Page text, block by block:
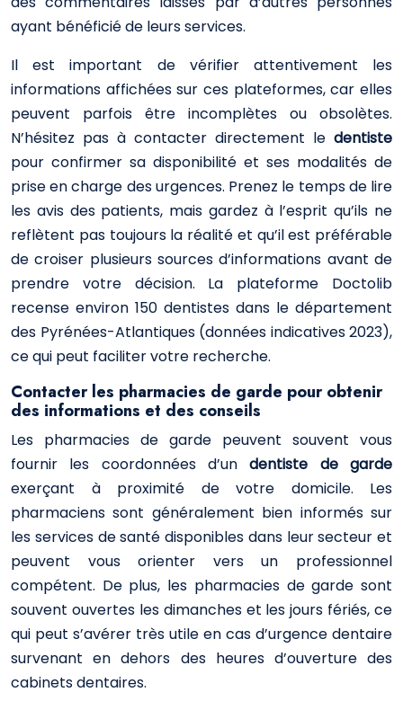
ayant bénéficié de leurs services.
Il est important de vérifier attentivement les
informations affichées sur ces plateformes, car elles
peuvent parfois être incomplètes ou obsolètes.
N’hésitez pas à contacter directement le dentiste
pour confirmer sa disponibilité et ses modalités de
prise en charge des urgences. Prenez le temps de lire
les avis des patients, mais gardez à l’esprit qu’ils ne
reflètent pas toujours la réalité et qu’il est préférable
de croiser plusieurs sources d’informations avant de
prendre votre décision. La plateforme Doctolib
recense environ 150 dentistes dans le département
des Pyrénées-Atlantiques (données indicatives 2023),
ce qui peut faciliter votre recherche.
Contacter les pharmacies de garde pour obtenir
des informations et des conseils
Les pharmacies de garde peuvent souvent vous
fournir les coordonnées d’undentiste de garde
exerçant à proximité de votre domicile. Les
pharmaciens sont généralement bien informés sur
les services de santé disponibles dans leur secteur et
peuvent vous orienter vers un professionnel
compétent. De plus, les pharmacies de garde sont
souvent ouvertes les dimanches et les jours fériés, ce
qui peut s’avérer très utile en cas d’urgence dentaire
survenant en dehors des heures d’ouverture des
cabinets dentaires.